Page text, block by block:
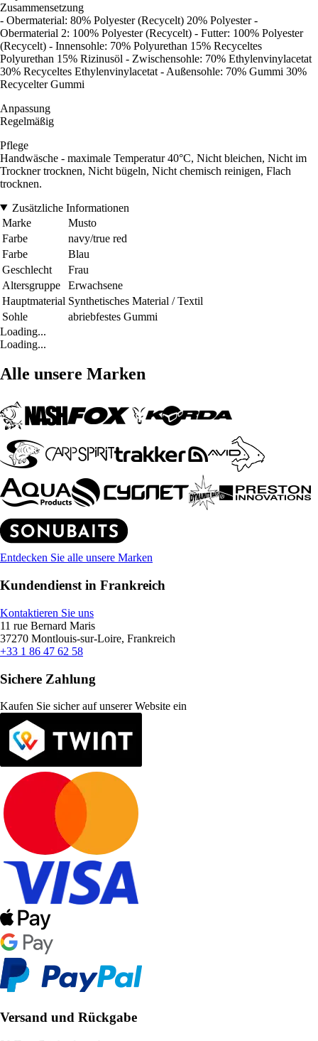
Zusammensetzung
- Obermaterial: 80% Polyester (Recycelt) 20% Polyester -
Obermaterial 2: 100% Polyester (Recycelt) - Futter: 100% Polyester
(Recycelt) - Innensohle: 70% Polyurethan 15% Recyceltes
Polyurethan 15% Rizinusöl - Zwischensohle: 70% Ethylenvinylacetat
30% Recyceltes Ethylenvinylacetat - Außensohle: 70% Gummi 30%
Recycelter Gummi
Anpassung
Regelmäßig
Pflege
Handwäsche - maximale Temperatur 40°C, Nicht bleichen, Nicht im
Trockner trocknen, Nicht bügeln, Nicht chemisch reinigen, Flach
trocknen.
Zusätzliche Informationen
Marke
Musto
Farbe
navy/true red
Farbe
Blau
Geschlecht
Frau
Altersgruppe
Erwachsene
Hauptmaterial Synthetisches Material / Textil
Sohle
abriebfestes Gummi
Loading...
Loading...
Alle unsere Marken
Entdecken Sie alle unsere Marken
Kundendienst in Frankreich
Kontaktieren Sie uns
11 rue Bernard Maris
37270 Montlouis-sur-Loire, Frankreich
+33 1 86 47 62 58
Sichere Zahlung
Kaufen Sie sicher auf unserer Website ein
Versand und Rückgabe